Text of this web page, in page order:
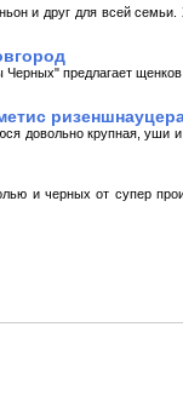
и друг для всей
предлагает щенков
довольно крупная, уши
и черных от супер